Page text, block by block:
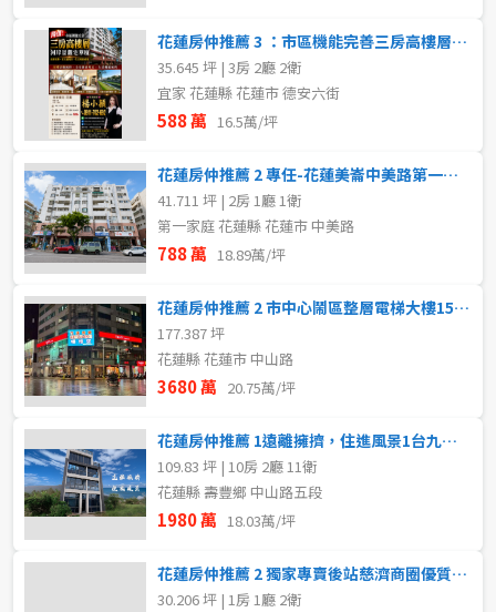
花蓮房仲推薦 3 ：市區機能完善三房高樓層河岸景觀宅華廈
35.645 坪 | 3房 2廳 2衛
宜家 花蓮縣 花蓮市 德安六街
588 萬 16.5萬/坪
花蓮房仲推薦 2 專任-花蓮美崙中美路第一家庭溫馨兩房華廈
41.711 坪 | 2房 1廳 1衛
第一家庭 花蓮縣 花蓮市 中美路
788 萬 18.89萬/坪
花蓮房仲推薦 2 市中心鬧區整層電梯大樓150坪大面積超好規劃
177.387 坪
花蓮縣 花蓮市 中山路
3680 萬 20.75萬/坪
花蓮房仲推薦 1遠離擁擠，住進風景1台九線旁醒目陽光農舍
109.83 坪 | 10房 2廳 11衛
花蓮縣 壽豐鄉 中山路五段
1980 萬 18.03萬/坪
花蓮房仲推薦 2 獨家專賣後站慈濟商圈優質管理之電梯大樓
30.206 坪 | 1房 1廳 2衛